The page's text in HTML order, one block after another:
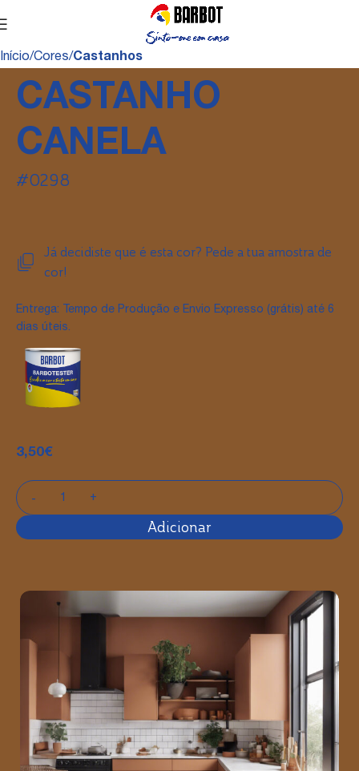
Início Cores Castanhos
CASTANHO
CANELA
#0298
Já decidiste que é esta cor? Pede a tua amostra de
cor!
Entrega: Tempo de Produção e Envio Expresso (grátis) até 6
dias úteis.
3,50€
Adicionar